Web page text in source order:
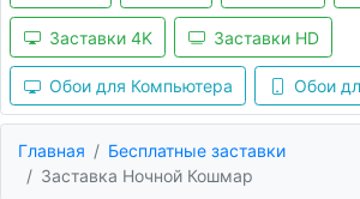
Заставки 4K Заставки HD
Обои для Компьютера Обои
Главная
Бесплатные заставки
Заставка Ночной Кошмар